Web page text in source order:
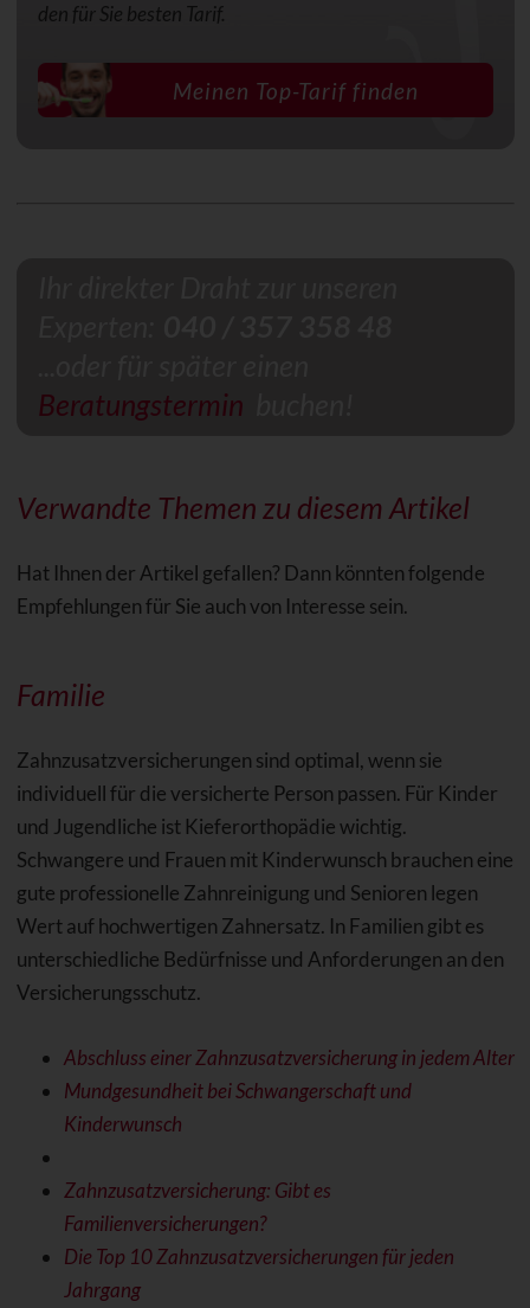
den für Sie besten Tarif.
Meinen Top-Tarif finden
Beratungstermin
Verwandte Themen zu diesem Artikel
Hat Ihnen der Artikel gefallen? Dann könnten folgende
Empfehlungen für Sie auch von Interesse sein.
Familie
Zahnzusatzversicherungen sind optimal, wenn sie
individuell für die versicherte Person passen. Für Kinder
und Jugendliche ist Kieferorthopädie wichtig.
Schwangere und Frauen mit Kinderwunsch brauchen eine
gute professionelle Zahnreinigung und Senioren legen
Wert auf hochwertigen Zahnersatz. In Familien gibt es
unterschiedliche Bedürfnisse und Anforderungen an den
Versicherungsschutz.
Abschluss einer Zahnzusatzversicherung in jedem Alter
Mundgesundheit bei Schwangerschaft und
Kinderwunsch
Zahnzusatzversicherung: Gibt es
Familienversicherungen?
Die Top 10 Zahnzusatzversicherungen für jeden
Jahrgang